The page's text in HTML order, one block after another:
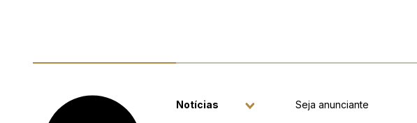
Notícias Seja anunciante